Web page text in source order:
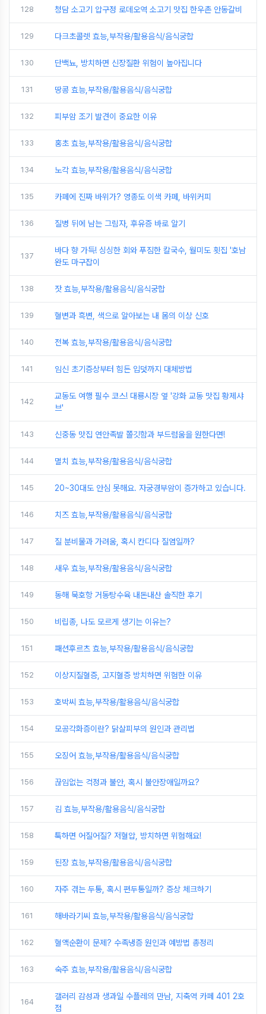
128 청담 소고기 압구정 로데오역 소고기 맛집 한우촌 안동갈비
129 다크초콜렛 효능,부작용/활용음식/음식궁합
130 단백뇨, 방치하면 신장질환 위험이 높아집니다
131 땅콩 효능,부작용/활용음식/음식궁합
132 피부암 조기 발견이 중요한 이유
133 홍초 효능,부작용/활용음식/음식궁합
134 노각 효능,부작용/활용음식/음식궁합
135 카페에 진짜 바위가? 영종도 이색 카페, 바위커피
136 질병 뒤에 남는 그림자, 후유증 바로 알기
137
바다 향 가득! 싱싱한 회와 푸짐한 칼국수, 월미도 횟집 '호남
완도 마구잡이
138 잣 효능,부작용/활용음식/음식궁합
139 혈변과 흑변, 색으로 알아보는 내 몸의 이상 신호
140 전복 효능,부작용/활용음식/음식궁합
141 임신 초기증상부터 힘든 입덧까지 대체방법
142
교동도 여행 필수 코스! 대룡시장 옆 '강화 교동 맛집 황제샤
브'
143 신중동 맛집 연안족발 쫄깃함과 부드럼움을 원한다면!
144 멸치 효능,부작용/활용음식/음식궁합
145 20~30대도 안심 못해요. 자궁경부암이 증가하고 있습니다.
146 치즈 효능,부작용/활용음식/음식궁합
147 질 분비물과 가려움, 혹시 칸디다 질염일까?
148 새우 효능,부작용/활용음식/음식궁합
149 동해 묵호항 거동탕수육 내돈내산 솔직한 후기
150 비립종, 나도 모르게 생기는 이유는?
151 패션후르츠 효능,부작용/활용음식/음식궁합
152 이상지질혈증, 고지혈증 방치하면 위험한 이유
153 호박씨 효능,부작용/활용음식/음식궁합
154 모공각화증이란? 닭살피부의 원인과 관리법
155 오징어 효능,부작용/활용음식/음식궁합
156 끊임없는 걱정과 불안, 혹시 불안장애일까요?
157 김 효능,부작용/활용음식/음식궁합
158 툭하면 어질어질? 저혈압, 방치하면 위험해요!
159 된장 효능,부작용/활용음식/음식궁합
160 자주 겪는 두통, 혹시 편두통일까? 증상 체크하기
161 해바라기씨 효능,부작용/활용음식/음식궁합
162 혈액순환이 문제? 수족냉증 원인과 예방법 총정리
163 숙주 효능,부작용/활용음식/음식궁합
164
갤러리 감성과 생과일 수플레의 만남, 지축역 카페 401 2호
점